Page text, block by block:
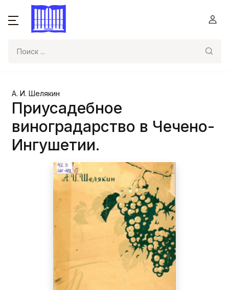
А. И. Шелякин
Приусадебное
виноградарство в Чечено-
Ингушетии.